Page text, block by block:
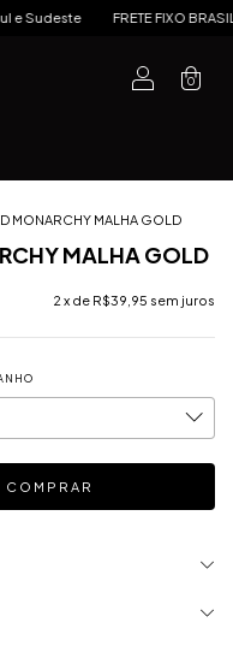
FIXO BRASIL por R$14,99
0
MONARCHY MALHA GOLD
MALHA GOLD
2 x de R$39,95 sem juros